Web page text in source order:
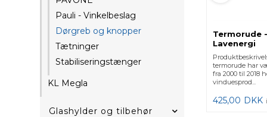
Pauli - Vinkelbeslag
Dørgreb og knopper
Tætninger
Stabiliseringstænger
KL Megla
Glashylder og tilbehør
Termorude
Lavenergi
termorude har
fra 2000 til 2018
vinduesprod...
425,00 DKK